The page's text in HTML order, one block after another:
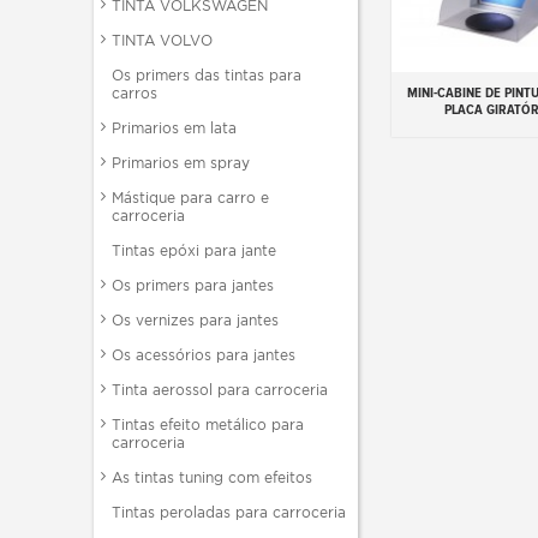
TINTA VOLKSWAGEN
TINTA VOLVO
Os primers das tintas para
carros
Primarios em lata
Primarios em spray
Mástique para carro e
carroceria
Tintas epóxi para jante
Os primers para jantes
Os vernizes para jantes
Os acessórios para jantes
Tinta aerossol para carroceria
Tintas efeito metálico para
carroceria
As tintas tuning com efeitos
Tintas peroladas para carroceria
Adicionar ao
MINI-CABINE DE
PLACA